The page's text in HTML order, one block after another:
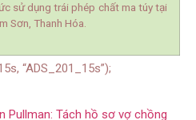
sử dụng trái phép chất ma túy tại
Sơn, Thanh Hóa.
“ADS_201_15s”);